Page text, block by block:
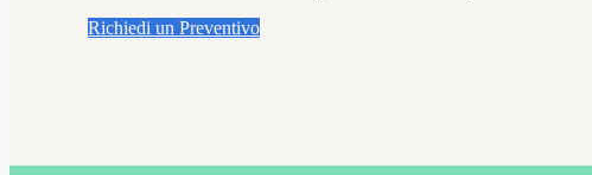
Richiedi un Preventivo